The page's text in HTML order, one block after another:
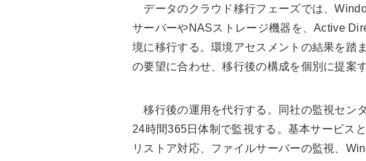
データのクラウド移行フェーズでは、
サーバーやNASストレージ機器を、Active
境に移行する。環境アセスメントの結果を踏
の要望に合わせ、移行後の構成を個別に提案す
移行後の運用を代行する。同社の監視セン
24時間365日体制で監視する。基本サービス
リストア対応、ファイルサーバーの監視、